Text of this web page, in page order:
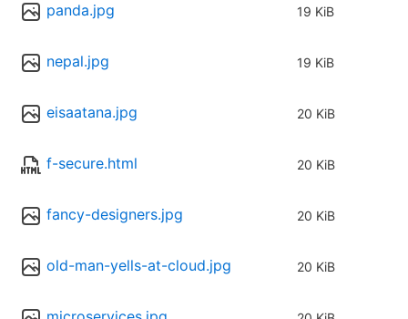
panda.jpg 19 KiB
nepal.jpg 19 KiB
eisaatana.jpg 20 KiB
f-secure.html 20 KiB
fancy-designers.jpg 20 KiB
old-man-yells-at-cloud.jpg 20 KiB